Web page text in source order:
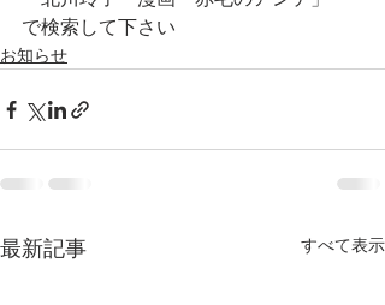
で検索して下さい
お知らせ
最新記事 すべて表示